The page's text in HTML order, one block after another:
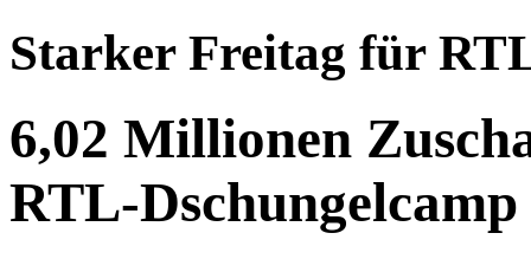
Starker Freitag für
6,02 Millionen
RTL-Dschungelcamp